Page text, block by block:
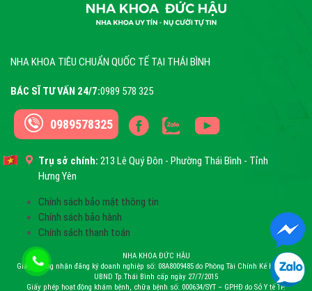
NHA KHOA TIÊU CHUẨN QUỐC TẾ TẠI THÁI BÌNH
BÁC SĨ TƯ VẤN 24/7:0989 578 325
0989578325
Trụ sở chính: 213 Lê Quý Đôn - Phường Thái Bình - Tỉnh
Hưng Yên
Chính sách bảo mật thông tin
Chính sách bảo hành
Chính sách thanh toán
NHA KHOA ĐỨC HẬU
Giấy chứng nhận đăng ký doanh nghiệp số: 08A8009485 do Phòng Tài Chính Kế Hoạch –
UBND Tp.Thái Bình cấp ngày 27/7/2015
Giấy phép hoạt động khám bệnh, chữa bệnh số: 000634/SYT – GPHĐ do Sở Y tế TP.